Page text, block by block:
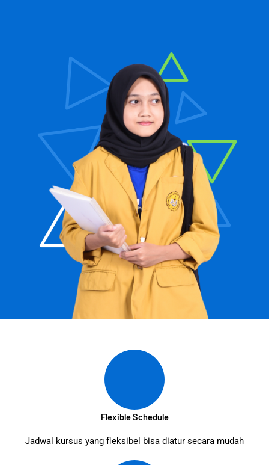
Flexible Schedule
Jadwal kursus yang fleksibel bisa diatur secara mudah